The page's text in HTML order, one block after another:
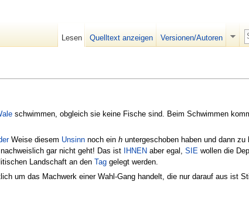
schwimmen, obgleich sie keine Fische sind. Beim Schwimmen
Weise diesem Unsinn noch ein h untergeschoben haben und dann
gar nicht geht! Das ist IHNEN aber egal, SIE wollen die
Landschaft an den Tag gelegt werden.
um das Machwerk einer Wahl-Gang handelt, die nur darauf aus ist
Lesen Quelltext anzeigen Versionen/Autoren